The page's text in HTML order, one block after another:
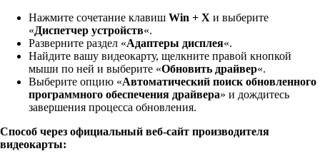
Нажмите сочетание клавиш Win + X и выберите
«Диспетчер устройств«.
Разверните раздел «Адаптеры дисплея«.
Найдите вашу видеокарту, щелкните правой кнопкой
мыши по ней и выберите «Обновить драйвер«.
Выберите опцию «Автоматический поиск обновленного
программного обеспечения драйвера» и дождитесь
завершения процесса обновления.
Способ через официальный веб-сайт производителя
видеокарты: